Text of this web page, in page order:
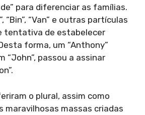
para diferenciar as famílias.
“Bin”, “Van” e outras partículas
tentativa de estabelecer
forma, um “Anthony”
“John”, passou a assinar
o plural, assim como
maravilhosas massas criadas